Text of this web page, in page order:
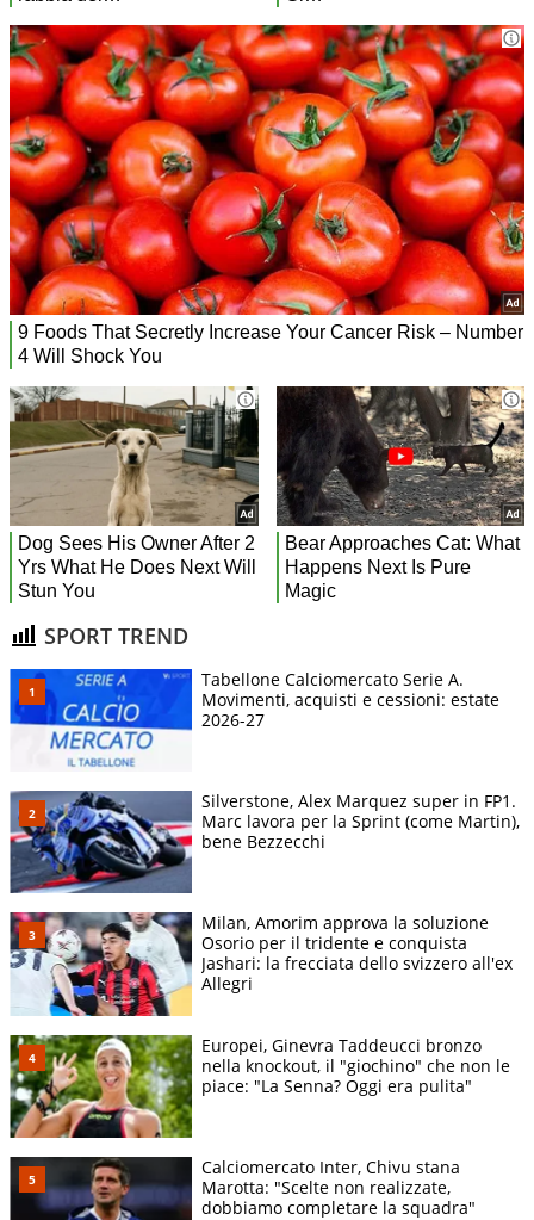
SPORT TREND
Tabellone Calciomercato Serie A.
Movimenti, acquisti e cessioni: estate
2026-27
Silverstone, Alex Marquez super in FP1.
Marc lavora per la Sprint (come Martin),
bene Bezzecchi
Milan, Amorim approva la soluzione
Osorio per il tridente e conquista
Jashari: la frecciata dello svizzero all'ex
Allegri
Europei, Ginevra Taddeucci bronzo
nella knockout, il "giochino" che non le
piace: "La Senna? Oggi era pulita"
Calciomercato Inter, Chivu stana
Marotta: "Scelte non realizzate,
dobbiamo completare la squadra"